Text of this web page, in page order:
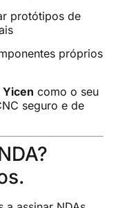
protótipos de
próprios
Yicen como o seu
seguro e de